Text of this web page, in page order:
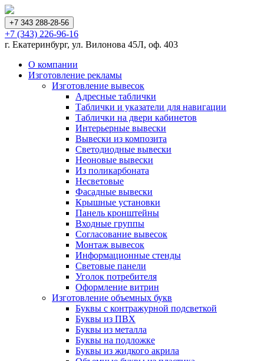
+7 343 288-28-56
+7 (343) 226-96-16
г. Екатеринбург, ул. Вилонова 45Л, оф. 403
О компании
Изготовление рекламы
Изготовление вывесок
Адресные таблички
Таблички и указатели для навигации
Таблички на двери кабинетов
Интерьерные вывески
Вывески из композита
Светодиодные вывески
Неоновые вывески
Из поликарбоната
Несветовые
Фасадные вывески
Крышные установки
Панель кронштейны
Входные группы
Согласование вывесок
Монтаж вывесок
Информационные стенды
Световые панели
Уголок потребителя
Оформление витрин
Изготовление объемных букв
Буквы с контражурной подсветкой
Буквы из ПВХ
Буквы из металла
Буквы на подложке
Буквы из жидкого акрила